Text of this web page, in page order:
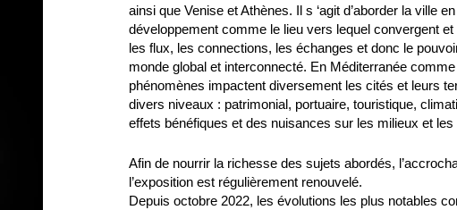
ainsi que Venise et Athènes. Il s ‘agit d’aborder la ville en
développement comme le lieu vers lequel convergent et
les flux, les connections, les échanges et donc le
monde global et interconnecté. En Méditerranée
phénomènes impactent diversement les cités et leurs
divers niveaux : patrimonial, portuaire, touristique,
effets bénéfiques et des nuisances sur les milieux et les
Afin de nourrir la richesse des sujets abordés,
l’exposition est régulièrement renouvelé.
Depuis octobre 2022, les évolutions les plus notables